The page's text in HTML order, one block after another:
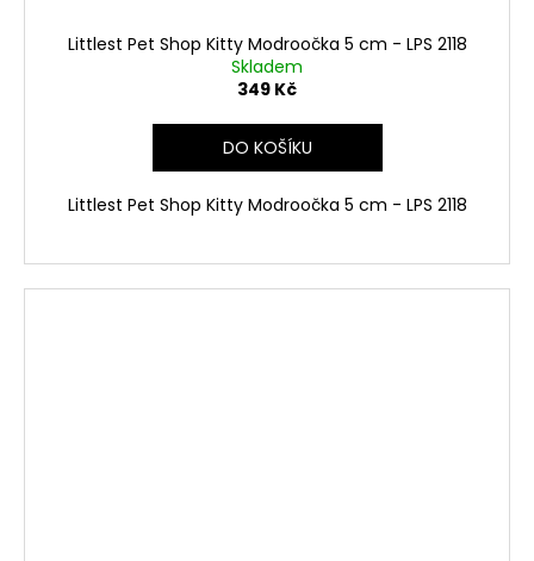
Littlest Pet Shop Kitty Modroočka 5 cm - LPS 2118
Skladem
349 Kč
DO KOŠÍKU
Littlest Pet Shop Kitty Modroočka 5 cm - LPS 2118